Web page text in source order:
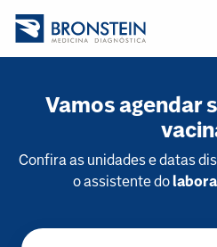
Vamos agendar
Confira as unidades e datas
o assistente do